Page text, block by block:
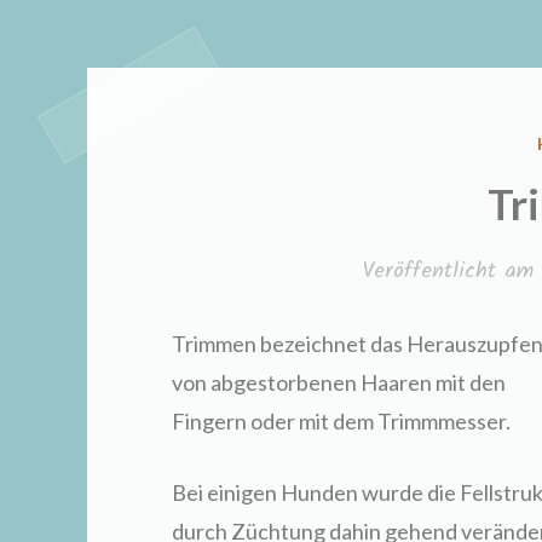
Veröffentlicht am
Trimmen bezeichnet das Herauszupfen
von abgestorbenen Haaren mit den
Fingern oder mit dem Trimmmesser.
Bei einigen Hunden wurde die
durch Züchtung dahin gehend